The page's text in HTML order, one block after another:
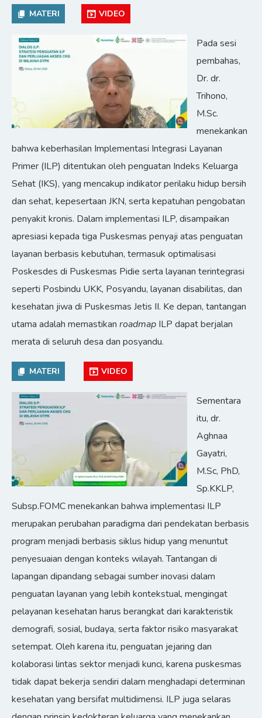
MATERI VIDEO
Pada sesi
pembahas,
Dr. dr.
Trihono,
M.Sc.
menekankan
bahwa keberhasilan Implementasi Integrasi Layanan
Primer (ILP) ditentukan oleh penguatan Indeks Keluarga
Sehat (IKS), yang mencakup indikator perilaku hidup bersih
dan sehat, kepesertaan JKN, serta kepatuhan pengobatan
penyakit kronis. Dalam implementasi ILP, disampaikan
apresiasi kepada tiga Puskesmas penyaji atas penguatan
layanan berbasis kebutuhan, termasuk optimalisasi
Poskesdes di Puskesmas Pidie serta layanan terintegrasi
seperti Posbindu UKK, Posyandu, layanan disabilitas, dan
kesehatan jiwa di Puskesmas Jetis II. Ke depan, tantangan
utama adalah memastikan roadmap ILP dapat berjalan
merata di seluruh desa dan posyandu.
MATERI VIDEO
Sementara
itu, dr.
Aghnaa
Gayatri,
M.Sc, PhD,
Sp.KKLP,
Subsp.FOMC menekankan bahwa implementasi ILP
merupakan perubahan paradigma dari pendekatan berbasis
program menjadi berbasis siklus hidup yang menuntut
penyesuaian dengan konteks wilayah. Tantangan di
lapangan dipandang sebagai sumber inovasi dalam
penguatan layanan yang lebih kontekstual, mengingat
pelayanan kesehatan harus berangkat dari karakteristik
demografi, sosial, budaya, serta faktor risiko masyarakat
setempat. Oleh karena itu, penguatan jejaring dan
kolaborasi lintas sektor menjadi kunci, karena puskesmas
tidak dapat bekerja sendiri dalam menghadapi determinan
kesehatan yang bersifat multidimensi. ILP juga selaras